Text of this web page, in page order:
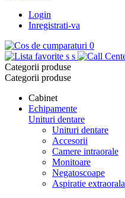
Login
Inregistrati-va
0
s s
Categorii produse
Categorii produse
Cabinet
Echipamente
Unituri dentare
Unituri dentare
Accesorii
Camere intraorale
Monitoare
Negatoscoape
Aspiratie extraorala